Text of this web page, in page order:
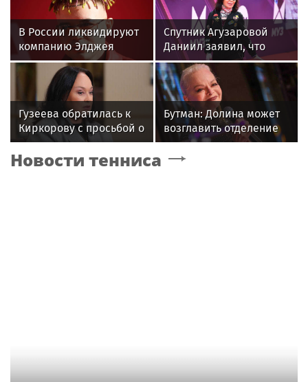
В России ликвидируют
компанию Элджея
Спутник Агузаровой
Даниил заявил, что
решал рабочие
вопросы с певицей в
отеле
Гузеева обратилась к
Киркорову с просьбой о
помощи собакам в
Болгарии
Бутман: Долина может
возглавить отделение
вокала в первом в РФ
джазовом вузе
Новости тенниса